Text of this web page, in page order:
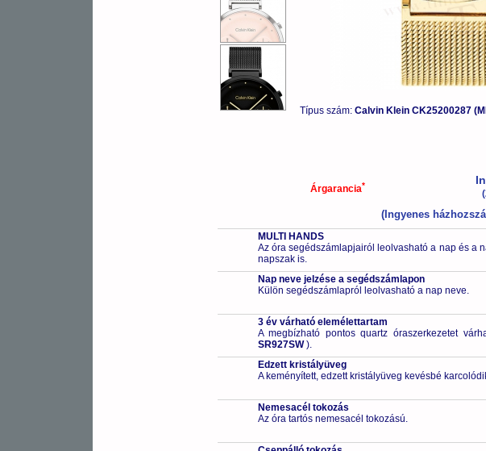
Típus szám: Calvin Klein CK25200287
Árgarancia*
(Ingyenes
MULTI HANDS
Az óra segédszámlapjairól leolvasható a nap és a
napszak is.
Nap neve jelzése a segédszámlapon
Külön segédszámlapról leolvasható a nap neve.
3 év várható elemélettartam
A megbízható pontos quartz óraszerkezetet
SR927SW).
Edzett kristályüveg
A keményített, edzett kristályüveg kevésbé
Nemesacél tokozás
Az óra tartós nemesacél tokozású.